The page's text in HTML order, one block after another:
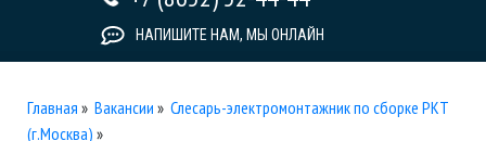
НАПИШИТЕ НАМ, МЫ ОНЛАЙН
Главная » Вакансии » Слесарь-электромонтажник по сборке РКТ
(г.Москва) »